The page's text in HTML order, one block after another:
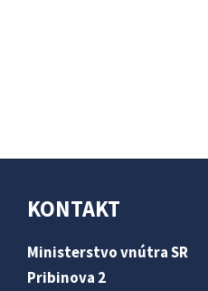
KONTAKT
Ministerstvo vnútra SR
Pribinova 2